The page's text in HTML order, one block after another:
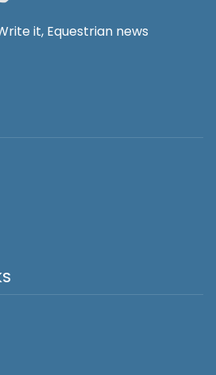
it, Equestrian news